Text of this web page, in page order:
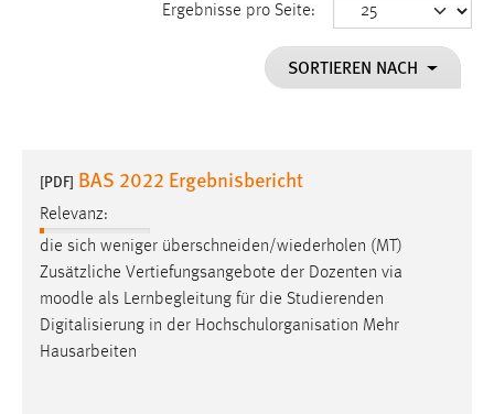
Ergebnisse pro Seite:
SORTIEREN NACH
[PDF] BAS 2022 Ergebnisbericht
Relevanz:
die sich weniger überschneiden/wiederholen (MT)
Zusätzliche Vertiefungsangebote der Dozenten via
moodle als Lernbegleitung für die Studierenden
Digitalisierung in der Hochschulorganisation Mehr
Hausarbeiten
Dieser Cookie speichert die ausgewählten Einverständnis-
Performance
Name:
staticfilecache
Zweck:
Für performante Seitenauslieferung wird in diesem Cookie
gespeichert, ob man eingeloggt ist.